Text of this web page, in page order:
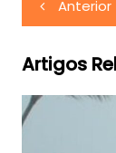
de
Post
Anterior
Artigos